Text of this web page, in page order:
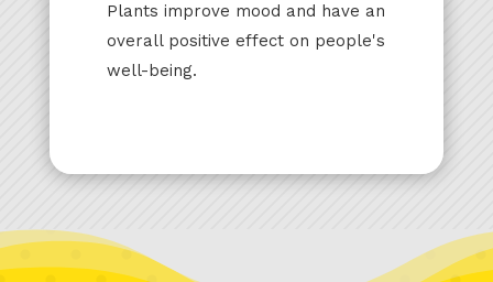
Plants improve mood and have an
overall positive effect on people's
well-being.